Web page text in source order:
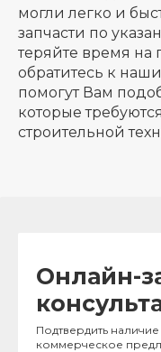
могли легко и
запчасти по
теряйте время на
обратитесь к
помогут Вам
которые
строительной
Онлайн-
Подтвердить
коммерческое